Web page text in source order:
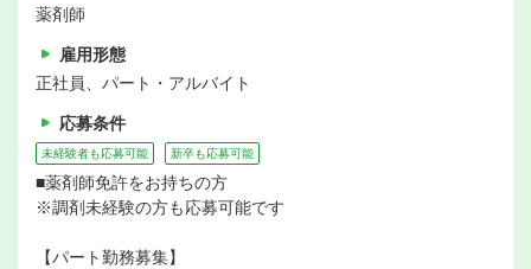
薬剤師
雇用形態
正社員、パート・アルバイト
応募条件
未経験者も応募可能 新卒も応募可能
■薬剤師免許をお持ちの方
※調剤未経験の方も応募可能です
【パート勤務募集】